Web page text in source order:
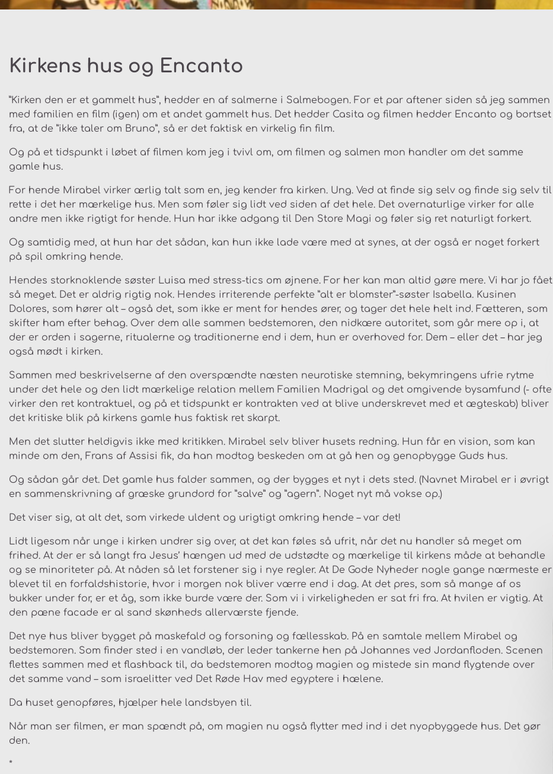
Kirkens hus og Encanto
”Kirken den er et gammelt hus”, hedder en af salmerne i Salmebogen. For et par aftener siden så jeg sammen
med familien en film (igen) om et andet gammelt hus. Det hedder Casita og filmen hedder Encanto og bortset
fra, at de ”ikke taler om Bruno”, så er det faktisk en virkelig fin film.
Og på et tidspunkt i løbet af filmen kom jeg i tvivl om, om filmen og salmen mon handler om det samme
gamle hus.
For hende Mirabel virker ærlig talt som en, jeg kender fra kirken. Ung. Ved at finde sig selv og finde sig selv til
rette i det her mærkelige hus. Men som føler sig lidt ved siden af det hele. Det overnaturlige virker for alle
andre men ikke rigtigt for hende. Hun har ikke adgang til Den Store Magi og føler sig ret naturligt forkert.
Og samtidig med, at hun har det sådan, kan hun ikke lade være med at synes, at der også er noget forkert
på spil omkring hende.
Hendes storknoklende søster Luisa med stress-tics om øjnene. For her kan man altid gøre mere. Vi har jo fået
så meget. Det er aldrig rigtig nok. Hendes irriterende perfekte ”alt er blomster”-søster Isabella. Kusinen
Dolores, som hører alt – også det, som ikke er ment for hendes ører, og tager det hele helt ind. Fætteren, som
skifter ham efter behag. Over dem alle sammen bedstemoren, den nidkære autoritet, som går mere op i, at
der er orden i sagerne, ritualerne og traditionerne end i dem, hun er overhoved for. Dem – eller det – har jeg
også mødt i kirken.
Sammen med beskrivelserne af den overspændte næsten neurotiske stemning, bekymringens ufrie rytme
under det hele og den lidt mærkelige relation mellem Familien Madrigal og det omgivende bysamfund (- ofte
virker den ret kontraktuel, og på et tidspunkt er kontrakten ved at blive underskrevet med et ægteskab) bliver
det kritiske blik på kirkens gamle hus faktisk ret skarpt.
Men det slutter heldigvis ikke med kritikken. Mirabel selv bliver husets redning. Hun får en vision, som kan
minde om den, Frans af Assisi fik, da han modtog beskeden om at gå hen og genopbygge Guds hus.
Og sådan går det. Det gamle hus falder sammen, og der bygges et nyt i dets sted. (Navnet Mirabel er i øvrigt
en sammenskrivning af græske grundord for ”salve” og ”agern”. Noget nyt må vokse op.)
Det viser sig, at alt det, som virkede uldent og urigtigt omkring hende – var det!
Lidt ligesom når unge i kirken undrer sig over, at det kan føles så ufrit, når det nu handler så meget om
frihed. At der er så langt fra Jesus’ hængen ud med de udstødte og mærkelige til kirkens måde at behandle
og se minoriteter på. At nåden så let forstener sig i nye regler. At De Gode Nyheder nogle gange nærmeste er
blevet til en forfaldshistorie, hvor i morgen nok bliver værre end i dag. At det pres, som så mange af os
bukker under for, er et åg, som ikke burde være der. Som vi i virkeligheden er sat fri fra. At hvilen er vigtig. At
den pæne facade er al sand skønheds allerværste fjende.
Det nye hus bliver bygget på maskefald og forsoning og fællesskab. På en samtale mellem Mirabel og
bedstemoren. Som finder sted i en vandløb, der leder tankerne hen på Johannes ved Jordanfloden. Scenen
flettes sammen med et flashback til, da bedstemoren modtog magien og mistede sin mand flygtende over
det samme vand – som israelitter ved Det Røde Hav med egyptere i hælene.
Da huset genopføres, hjælper hele landsbyen til.
Når man ser filmen, er man spændt på, om magien nu også flytter med ind i det nyopbyggede hus. Det gør
den.
*